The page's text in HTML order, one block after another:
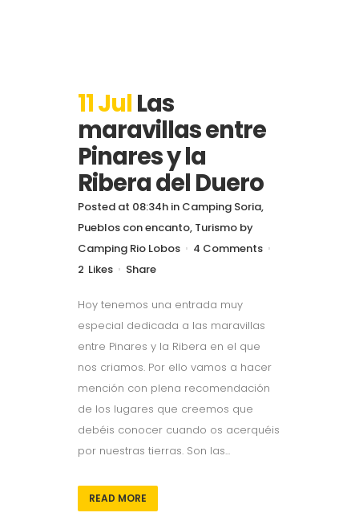
11 Jul Las
maravillas entre
Pinares y la
Ribera del Duero
Posted at 08:34h in Camping Soria,
Pueblos con encanto, Turismo by
Camping Rio Lobos
4 Comments
2 Likes Share
Hoy tenemos una entrada muy
especial dedicada a las maravillas
entre Pinares y la Ribera en el que
nos criamos. Por ello vamos a hacer
mención con plena recomendación
de los lugares que creemos que
debéis conocer cuando os acerquéis
por nuestras tierras. Son las...
READ MORE